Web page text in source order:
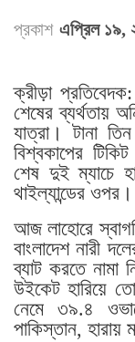
প্রকাশ এপ্রিল ১৯,
ক্রীড়া প্রতিবেদক:
শেষের ব্যর্থতায়
যাত্রা। টানা
বিশ্বকাপের
শেষ দুই ম্যাচে
থাইল্যান্ডের ওপর।
আজ লাহোরে
বাংলাদেশ নারী
ব্যাট করতে নামা
উইকেট হারিয়ে
নেমে ৩৯.৪
পাকিস্তান,